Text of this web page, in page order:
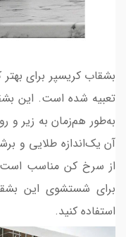
بشقاب کریسپر برای
تعبیه شده است. این
به‌طور هم‌زمان به زیر
آن یک‌اندازه طلایی و
از سرخ کن مناسب است
برای شستشوی این
استفاده کنید.